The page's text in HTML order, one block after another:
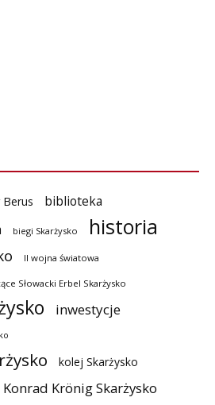
biblioteka
biegi Skarżysko historia
II wojna światowa
Słowacki Erbel Skarżysko
inwestycje
kolej Skarżysko
Konrad Krönig Skarżysko